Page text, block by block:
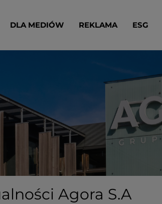
DLA MEDIÓW REKLAMA ESG
Agora S.A